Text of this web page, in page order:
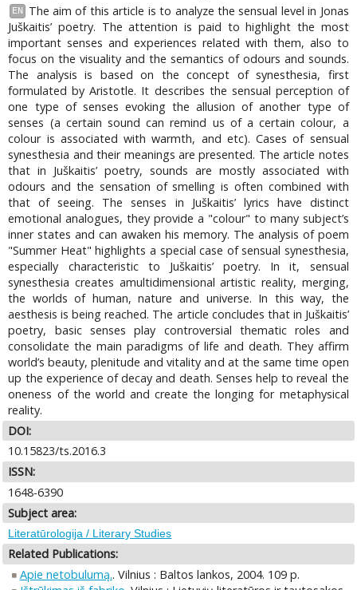
EN
The aim of this article is to analyze the sensual level in Jonas
Juškaitis’ poetry. The attention is paid to highlight the most
important senses and experiences related with them, also to
focus on the visuality and the semantics of odours and sounds.
The analysis is based on the concept of synesthesia, first
formulated by Aristotle. It describes the sensual perception of
one type of senses evoking the allusion of another type of
senses (a certain sound can remind us of a certain colour, a
colour is associated with warmth, and etc). Cases of sensual
synesthesia and their meanings are presented. The article notes
that in Juškaitis’ poetry, sounds are mostly associated with
odours and the sensation of smelling is often combined with
that of seeing. The senses in Juškaitis’ lyrics have distinct
emotional analogues, they provide a "colour" to many subject’s
inner states and can awaken his memory. The analysis of poem
"Summer Heat" highlights a special case of sensual synesthesia,
especially characteristic to Juškaitis’ poetry. In it, sensual
synesthesia creates amultidimensional artistic reality, merging,
the worlds of human, nature and universe. In this way, the
aesthesis is being reached. The article concludes that in Juškaitis’
poetry, basic senses play controversial thematic roles and
consolidate the main paradigms of life and death. They affirm
world’s beauty, plenitude and vitality and at the same time open
up the experience of decay and death. Senses help to reveal the
oneness of the world and create the longing for metaphysical
reality.
DOI:
10.15823/ts.2016.3
ISSN:
1648-6390
Subject area:
Literatūrologija / Literary Studies
Related Publications:
Apie netobulumą.. Vilnius : Baltos lankos, 2004. 109 p.